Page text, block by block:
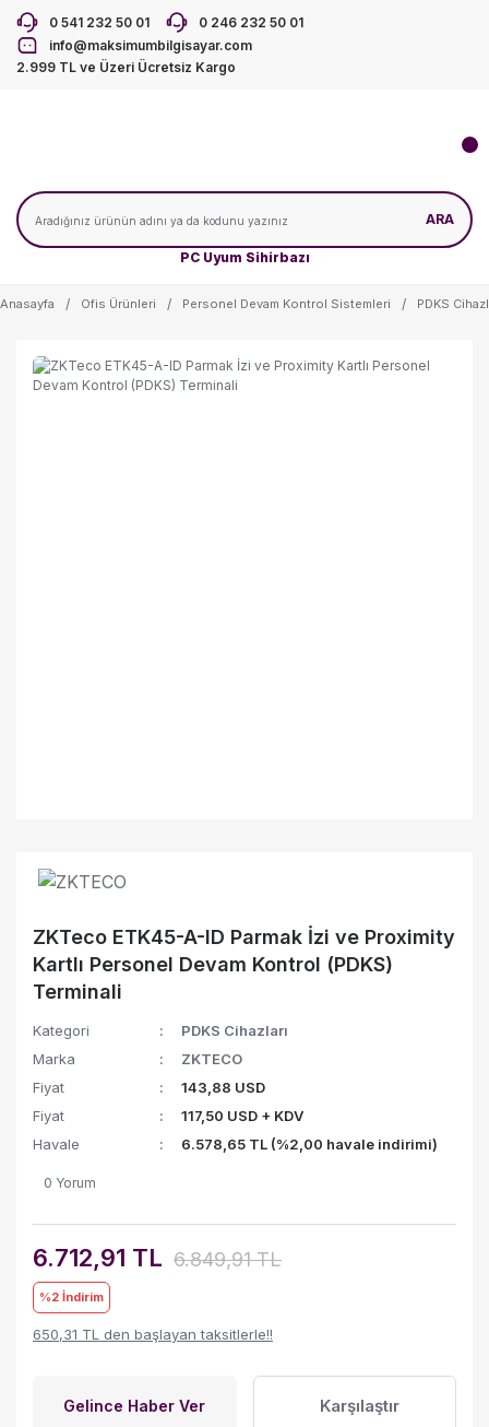
0 541 232 50 01
0 246 232 50 01
info@maksimumbilgisayar.com
2.999 TL ve Üzeri Ücretsiz Kargo
PC Uyum Sihirbazı
ARA
Anasayfa Ofis Ürünleri Personel Devam Kontrol Sistemleri PDKS
ZKTeco ETK45-A-ID Parmak İzi ve Proximity
Kartlı Personel Devam Kontrol (PDKS)
Terminali
Kategori
PDKS Cihazları
Marka
ZKTECO
Fiyat
143,88 USD
Fiyat
117,50 USD + KDV
Havale
6.578,65 TL (%2,00 havale indirimi)
0 Yorum
6.712,91 TL 6.849,91 TL
%2 İndirim
650,31 TL den başlayan taksitlerle!!
Gelince Haber Ver Karşılaştır